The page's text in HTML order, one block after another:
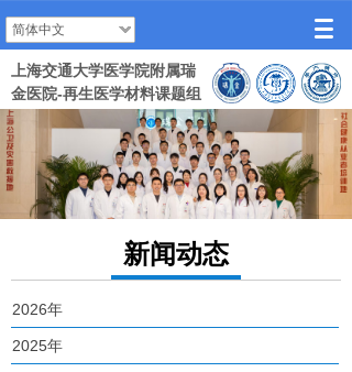
简体中文
上海交通大学医学院附属瑞
金医院-再生医学材料课题组
新闻动态
2026年
2025年